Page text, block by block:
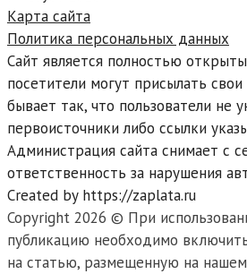
Карта сайта
Политика персональных данных
Сайт является полностью
посетители могут присылать
бывает так, что пользователи не
первоисточники либо ссылки
Администрация сайта снимает с
ответственность за нарушения
Created by https://zaplata.ru
Copyright 2026 © При
публикацию необходимо
на статью, размещенную на нашем